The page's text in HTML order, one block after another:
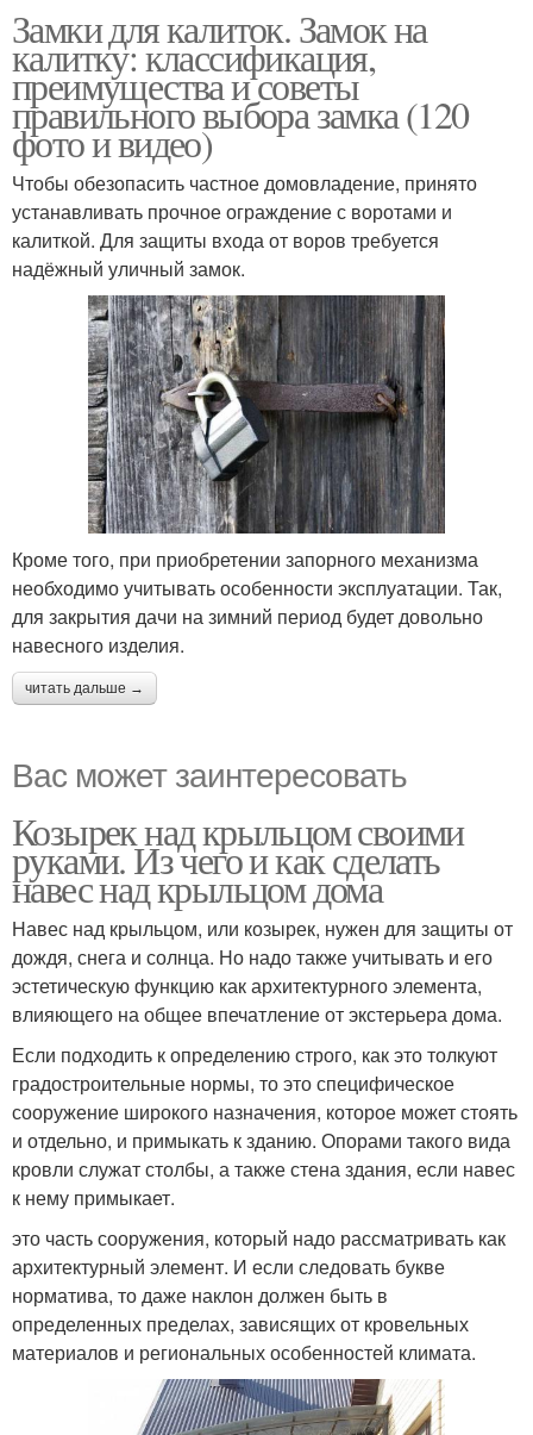
Замки для калиток. Замок на
калитку: классификация,
преимущества и советы
правильного выбора замка (120
фото и видео)
Чтобы обезопасить частное домовладение, принято
устанавливать прочное ограждение с воротами и
калиткой. Для защиты входа от воров требуется
надёжный уличный замок.
Кроме того, при приобретении запорного механизма
необходимо учитывать особенности эксплуатации. Так,
для закрытия дачи на зимний период будет довольно
навесного изделия.
читать дальше →
Вас может заинтересовать
Козырек над крыльцом своими
руками. Из чего и как сделать
навес над крыльцом дома
Навес над крыльцом, или козырек, нужен для защиты от
дождя, снега и солнца. Но надо также учитывать и его
эстетическую функцию как архитектурного элемента,
влияющего на общее впечатление от экстерьера дома.
Если подходить к определению строго, как это толкуют
градостроительные нормы, то это специфическое
сооружение широкого назначения, которое может стоять
и отдельно, и примыкать к зданию. Опорами такого вида
кровли служат столбы, а также стена здания, если навес
к нему примыкает.
это часть сооружения, который надо рассматривать как
архитектурный элемент. И если следовать букве
норматива, то даже наклон должен быть в
определенных пределах, зависящих от кровельных
материалов и региональных особенностей климата.